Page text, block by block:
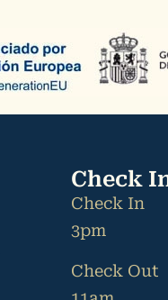
Check
Check In
3pm
Check Out